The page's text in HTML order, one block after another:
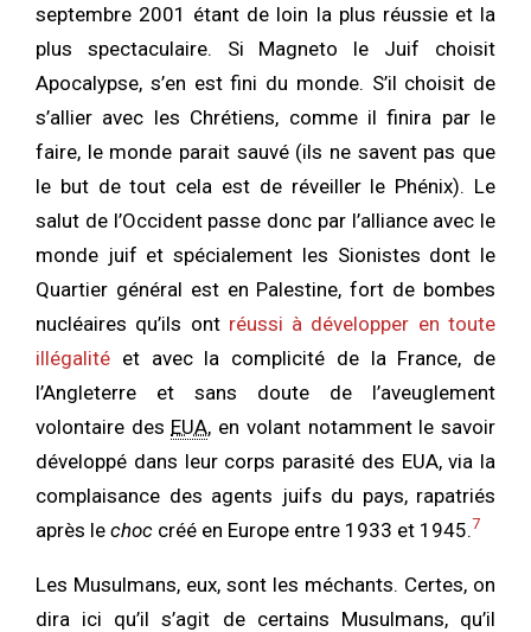
septembre 2001 étant de loin la plus réussie et la
plus spectaculaire. Si Magneto le Juif choisit
Apocalypse, s’en est fini du monde. S’il choisit de
s’allier avec les Chrétiens, comme il finira par le
faire, le monde parait sauvé (ils ne savent pas que
le but de tout cela est de réveiller le Phénix). Le
salut de l’Occident passe donc par l’alliance avec le
monde juif et spécialement les Sionistes dont le
Quartier général est en Palestine, fort de bombes
nucléaires qu’ils ont réussi à développer en toute
illégalité et avec la complicité de la France, de
l’Angleterre et sans doute de l’aveuglement
volontaire des EUA, en volant notamment le savoir
développé dans leur corps parasité des EUA, via la
complaisance des agents juifs du pays, rapatriés
après le choc créé en Europe entre 1933 et 1945.7
Les Musulmans, eux, sont les méchants. Certes, on
dira ici qu’il s’agit de certains Musulmans, qu’il